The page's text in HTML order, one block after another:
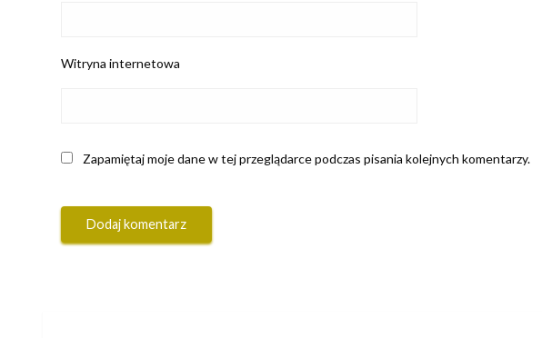
Witryna internetowa
Zapamiętaj moje dane w tej przeglądarce podczas pisania kolejnych komentarzy.